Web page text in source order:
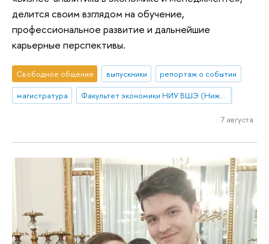
делится своим взглядом на обучение,
профессиональное развитие и дальнейшие
карьерные перспективы.
Свободное общение выпускники
репортаж о событии
магистратура
Факультет экономики НИУ ВШЭ (Нижний Новгород)
7 августа